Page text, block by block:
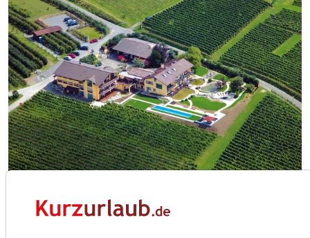
Doppelzimmer Superior
2 Erwachsene
Über das Hotel